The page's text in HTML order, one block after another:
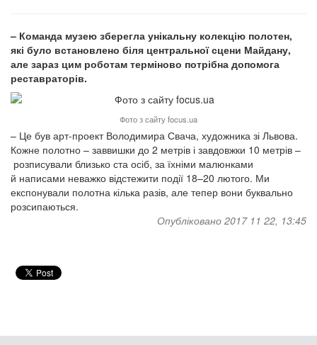
– Команда музею зберегла унікальну колекцію полотен,
які було встановлено біля центральної сцени Майдану,
але зараз цим роботам терміново потрібна допомога
реставраторів.
Фото з сайту focus.ua
– Це був арт-проект Володимира Свача, художника зі Львова.
Кожне полотно – заввишки до 2 метрів і завдовжки 10 метрів –
розписували близько ста осіб, за їхніми малюнками
й написами неважко відстежити події 18–20 лютого. Ми
експонували полотна кілька разів, але тепер вони буквально
розсипаються.
Опубліковано 2017 11 22, 13:45